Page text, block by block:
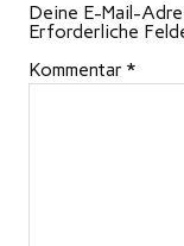
Deine E-Mail-
Erforderliche
Kommentar *